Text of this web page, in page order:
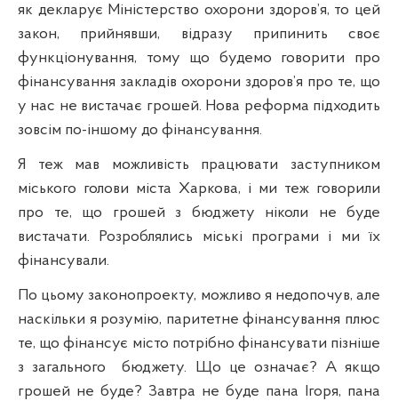
як декларує Міністерство охорони здоров’я, то цей
закон, прийнявши, відразу припинить своє
функціонування, тому що будемо говорити про
фінансування закладів охорони здоров’я про те, що
у нас не вистачає грошей. Нова реформа підходить
зовсім по-іншому до фінансування.
Я теж мав можливість працювати заступником
міського голови міста Харкова, і ми теж говорили
про те, що грошей з бюджету ніколи не буде
вистачати. Розроблялись міські програми і ми їх
фінансували.
По цьому законопроекту, можливо я недопочув, але
наскільки я розумію, паритетне фінансування плюс
те, що фінансує місто потрібно фінансувати пізніше
з загального
бюджету. Що це означає? А якщо
грошей не буде? Завтра не буде пана Ігоря, пана